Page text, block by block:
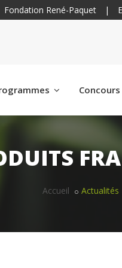
Fondation René-Paquet |
Concours
Accueil Actualités